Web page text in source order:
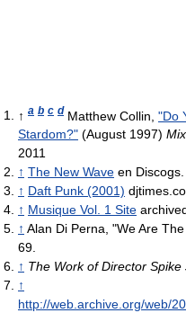
↑ a b c d Matthew Collin, "Do
Stardom?" (August 1997)
2011
↑ The New Wave en
↑ Daft Punk (2001)
↑ Musique Vol. 1 Site
↑ Alan Di Perna, "We Are
69.
↑ The Work of Director Spike
↑
http://web.archive.org/web/